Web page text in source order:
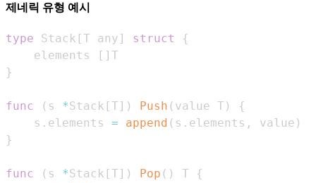
제네릭 유형 예시
type Stack [T any ] struct
{
    elements
[ ]
}
func ( s *Stack [T ] ) Push ( value T )
{
    s
. elements = append ( s . elements , value )
}
func ( s *Stack [T ] ) Pop ( ) T
{